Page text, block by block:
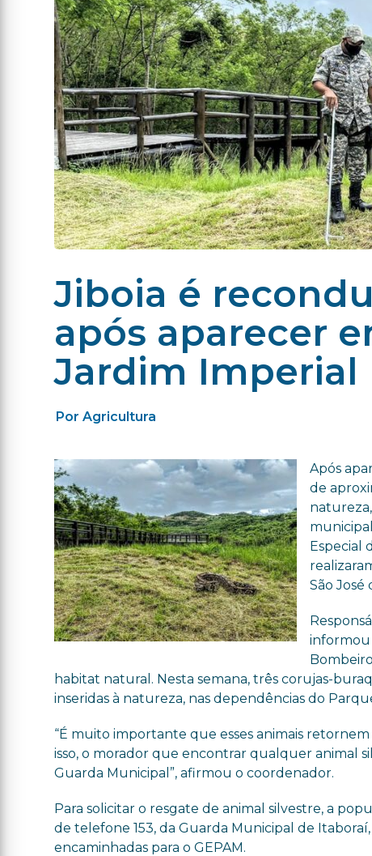
Jiboia é
após aparecer
Jardim Imperial
Por Agricultura
Após
de
Especial
São
informou
habitat natural. Nesta semana, três corujas-
inseridas à natureza, nas dependências do
“É muito importante que esses animais
isso, o morador que encontrar qualquer animal
Guarda Municipal”, afirmou o coordenador.
Para solicitar o resgate de animal silvestre, a
de telefone 153, da Guarda Municipal de
encaminhadas para o GEPAM.